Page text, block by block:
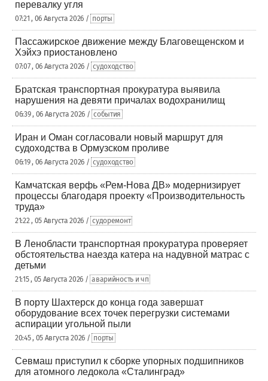
перевалку угля
07:21 , 06 Августа 2026 / порты
Пассажирское движение между Благовещенском и
Хэйхэ приостановлено
07:07 , 06 Августа 2026 / судоходство
Братская транспортная прокуратура выявила
нарушения на девяти причалах водохранилищ
06:39 , 06 Августа 2026 / события
Иран и Оман согласовали новый маршрут для
судоходства в Ормузском проливе
06:19 , 06 Августа 2026 / судоходство
Камчатская верфь «Рем-Нова ДВ» модернизирует
процессы благодаря проекту «Производительность
труда»
21:22 , 05 Августа 2026 / судоремонт
В Ленобласти транспортная прокуратура проверяет
обстоятельства наезда катера на надувной матрас с
детьми
21:15 , 05 Августа 2026 / аварийность и чп
В порту Шахтерск до конца года завершат
оборудование всех точек перегрузки системами
аспирации угольной пыли
20:45 , 05 Августа 2026 / порты
Севмаш приступил к сборке упорных подшипников
для атомного ледокола «Сталинград»